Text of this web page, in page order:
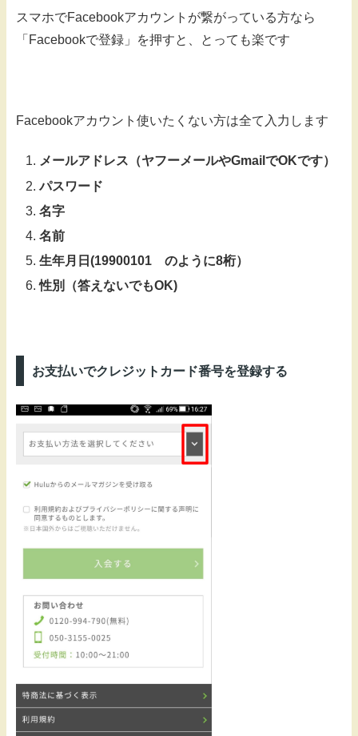
スマホでFacebookアカウントが繋がっている方なら
「Facebookで登録」を押すと、とっても楽です
Facebookアカウント使いたくない方は全て入力します
メールアドレス（ヤフーメールやGmailでOKです）
パスワード
名字
名前
生年月日(19900101 のように8桁）
性別（答えないでもOK)
お支払いでクレジットカード番号を登録する